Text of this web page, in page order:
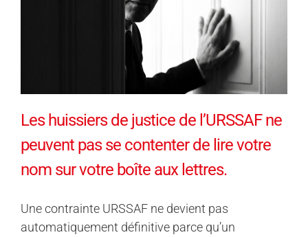
Les huissiers de justice de l’URSSAF ne
peuvent pas se contenter de lire votre
nom sur votre boîte aux lettres.
Une contrainte URSSAF ne devient pas
automatiquement définitive parce qu’un